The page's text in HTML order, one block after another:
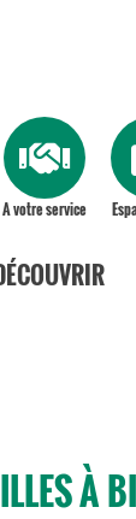
A votre service
À